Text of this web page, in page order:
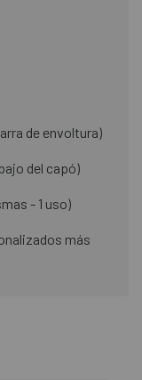
de envoltura)
del capó)
- 1 uso)
más